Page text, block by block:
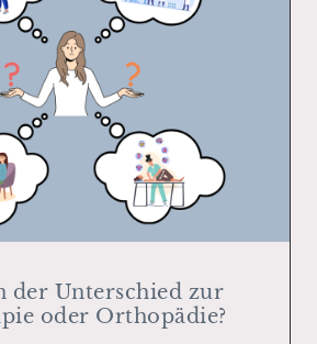
der Unterschied zur
oder Orthopädie?